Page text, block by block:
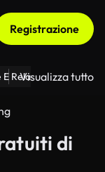
Registrazione
Relazioni Il
Visualizza tutto
di